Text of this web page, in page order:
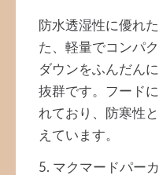
防水透湿性に優れ
た、軽量でコンパ
ダウンをふんだん
抜群です。フード
れており、防寒性
えています。
5. マクマードパーカ